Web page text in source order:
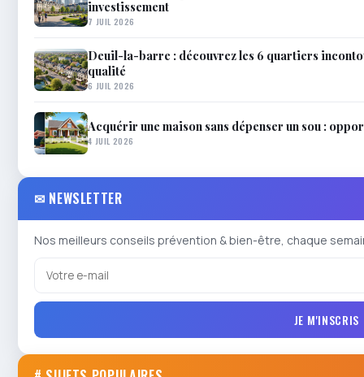
investissement
7 JUIL 2026
Deuil-la-barre : découvrez les 6 quartiers
qualité
6 JUIL 2026
Acquérir une maison sans dépenser un sou :
4 JUIL 2026
✉ NEWSLETTER
Nos meilleurs conseils prévention & bien-être, chaque
JE M'INSCRIS